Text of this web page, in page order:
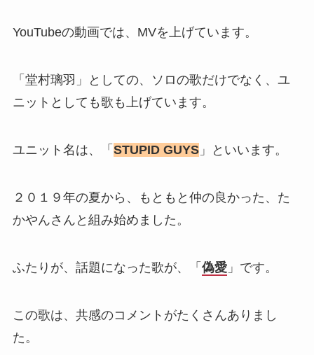
YouTubeの動画では、MVを上げています。
「堂村璃羽」としての、ソロの歌だけでなく、ユ
ニットとしても歌も上げています。
ユニット名は、「 STUPID GUYS」といいます。
２０１９年の夏から、もともと仲の良かった、た
かやんさんと組み始めました。
ふたりが、話題になった歌が、「 偽愛」です。
この歌は、共感のコメントがたくさんありまし
た。